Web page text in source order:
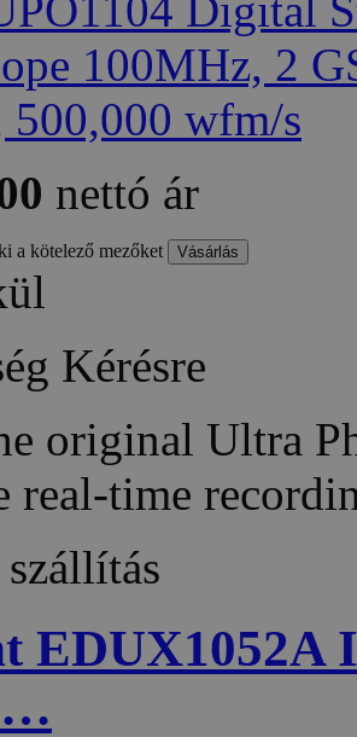
nettó ár
a kötelező mezőket
Kérésre
original Ultra
real-time
EDUX1052A